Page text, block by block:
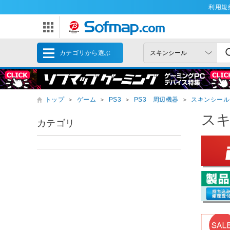
利用規
カテゴリから選ぶ
トップ ＞ ゲーム ＞ PS3 ＞ PS3 周辺機器 ＞ スキンシール
ス
カテゴリ